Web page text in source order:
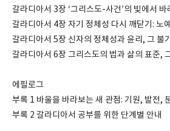
갈라디아서 3장 ‘그리스도-사건’의 빛에서 바
갈라디아서 4장 자기 정체성 다시 깨닫기: 노
갈라디아서 5장 신자의 정체성과 윤리, 그 불
갈라디아서 6장 그리스도의 법과 삶의 표준,
에필로그
부록 1 바울을 바라보는 새 관점: 기원, 발전,
부록 2 갈라디아서 공부를 위한 단계별 안내